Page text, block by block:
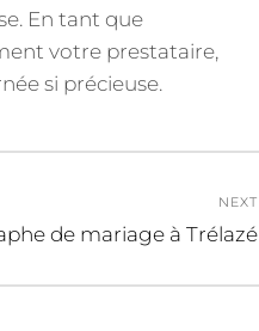
En tant que
votre prestataire,
si précieuse.
NEXT
de mariage à Trélazé